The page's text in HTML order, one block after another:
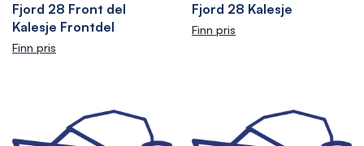
Fjord 28 Front del
Kalesje Frontdel
Finn pris
Fjord 28 Kalesje
Finn pris